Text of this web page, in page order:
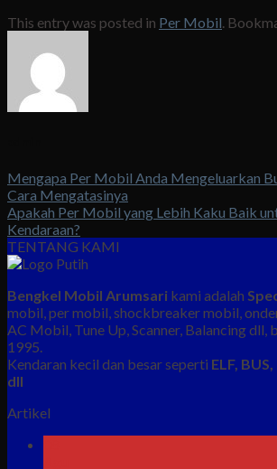
This entry was posted in Per Mobil .
Mengapa Per Mobil Anda Mengeluarkan
Cara Mengatasinya
Apakah Per Mobil yang Lebih Kaku Baik
Kendaraan?
TENTANG KAMI
Bengkel Mobil Arumsari kami adalah
mobil, per mobil, shockbreaker mobil,
AC Mobil, Tune Up, Scanner, Balancing dll,
1995.
Kendaran kecil dan besar seperti ELF,
dll
Artikel